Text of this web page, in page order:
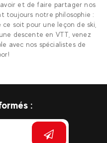
et de faire partager nos
toujours notre philosophie :
ce soit pour une leçon de ski,
descente en VTT, venez
avec nos spécialistes de
: